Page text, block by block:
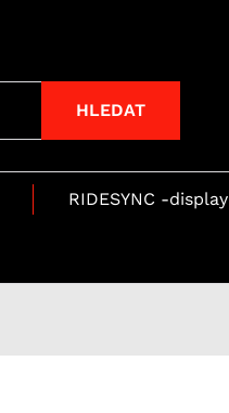
HLEDAT
RIDESYNC -display